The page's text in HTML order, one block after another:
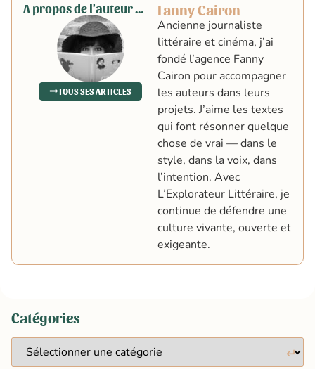
A propos de l'auteur ...
TOUS SES ARTICLES
Fanny Cairon
Ancienne journaliste
littéraire et cinéma, j’ai
fondé l’agence Fanny
Cairon pour accompagner
les auteurs dans leurs
projets. J’aime les textes
qui font résonner quelque
chose de vrai — dans le
style, dans la voix, dans
l’intention. Avec
L’Explorateur Littéraire, je
continue de défendre une
culture vivante, ouverte et
exigeante.
Catégories